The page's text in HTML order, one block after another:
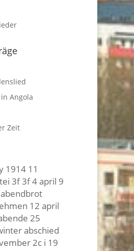
Angola
Zeit
1914 11
3f 3f4 april 9
abendbrot
12 april
25
abschied
2c i 19